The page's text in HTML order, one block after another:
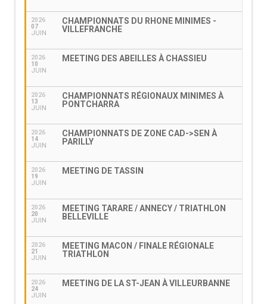
2026
07
JUIN
CHAMPIONNATS DU RHONE MINIMES -
VILLEFRANCHE
2026
10
JUIN
MEETING DES ABEILLES À CHASSIEU
2026
13
JUIN
CHAMPIONNATS RÉGIONAUX MINIMES À
PONTCHARRA
2026
14
JUIN
CHAMPIONNATS DE ZONE CAD->SEN À
PARILLY
2026
19
JUIN
MEETING DE TASSIN
2026
20
JUIN
MEETING TARARE / ANNECY / TRIATHLON
BELLEVILLE
2026
21
JUIN
MEETING MACON / FINALE RÉGIONALE
TRIATHLON
2026
24
JUIN
MEETING DE LA ST-JEAN À VILLEURBANNE